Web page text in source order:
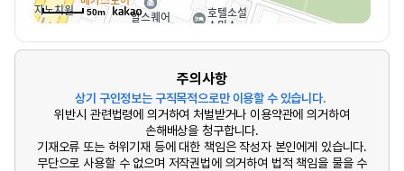
50m
주의사항
상기 구인정보는 구직목적으로만 이용할 수 있습니다.
위반시 관련법령에 의거하여 처벌받거나 이용약관에 의거하여
손해배상을 청구합니다.
기재오류 또는 허위기재 등에 대한 책임은 작성자 본인에게 있습니다.
무단으로 사용할 수 없으며 저작권법에 의거하여 법적 책임을 물을 수